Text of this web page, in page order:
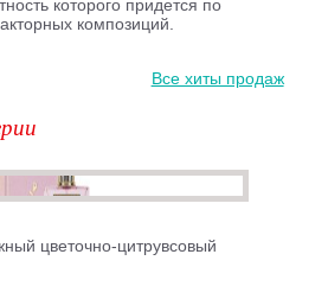
которого придется по
композиций.
Все хиты продаж
цветочно-цитрувсовый